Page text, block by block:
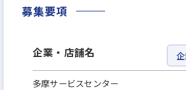
募集要項
企業・店舗名
多摩サービスセンター